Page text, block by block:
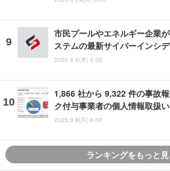
市民プールやエネルギー企業
ステムの最新サイバーインシ
2026.8.6(木) 8:00
1,866 社から 9,322 件の事故
ク付与事業者の個人情報取扱
2025.9.8(月) 8:00
ランキングをもっと